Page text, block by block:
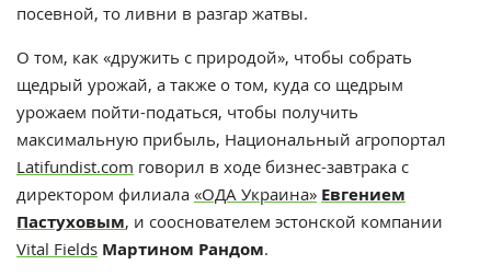
посевной, то ливни в разгар жатвы.
О том, как «дружить с природой», чтобы собрать
щедрый урожай, а также о том, куда со щедрым
урожаем пойти-податься, чтобы получить
максимальную прибыль, Национальный агропортал
Latifundist.com говорил в ходе бизнес-завтрака с
директором филиала «ОДА Украина» Евгением
Пастуховым, и сооснователем эстонской компании
Vital Fields Мартином Рандом.